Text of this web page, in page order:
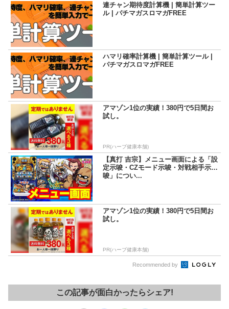
連チャン期待度計算機 | 簡単計算ツー
ル | パチマガスロマガFREE
ハマリ確率計算機 | 簡単計算ツール |
パチマガスロマガFREE
アマゾン1位の実績！380円で5日間お
試し。
PR(ハーブ健康本舗)
【真打 吉宗】メニュー画面による「設
定示唆・CZモード示唆・対戦相手示
唆」につい...
アマゾン1位の実績！380円で5日間お
試し。
PR(ハーブ健康本舗)
Recommended by
この記事が面白かったらシェア!